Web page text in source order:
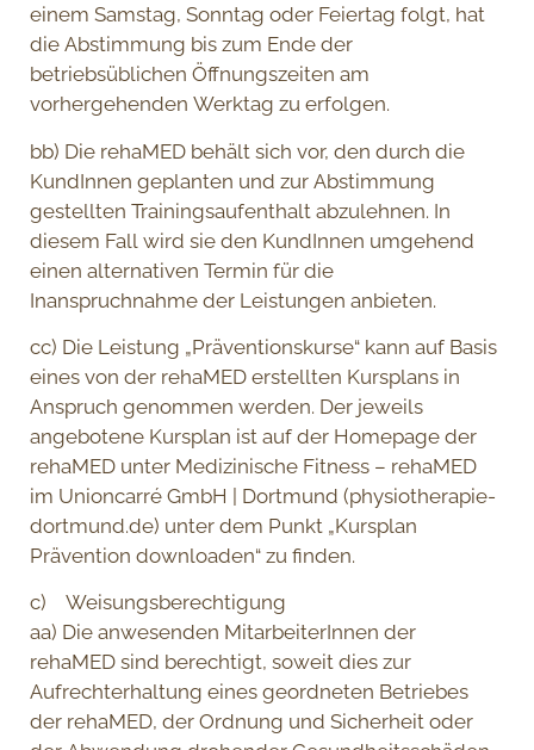
einem Samstag, Sonntag oder Feiertag folgt, hat
die Abstimmung bis zum Ende der
betriebsüblichen Öffnungszeiten am
vorhergehenden Werktag zu erfolgen.
bb) Die rehaMED behält sich vor, den durch die
KundInnen geplanten und zur Abstimmung
gestellten Trainingsaufenthalt abzulehnen. In
diesem Fall wird sie den KundInnen umgehend
einen alternativen Termin für die
Inanspruchnahme der Leistungen anbieten.
cc) Die Leistung „Präventionskurse“ kann auf Basis
eines von der rehaMED erstellten Kursplans in
Anspruch genommen werden. Der jeweils
angebotene Kursplan ist auf der Homepage der
rehaMED unter Medizinische Fitness – rehaMED
im Unioncarré GmbH | Dortmund (physiotherapie-
dortmund.de) unter dem Punkt „Kursplan
Prävention downloaden“ zu finden.
c) Weisungsberechtigung
aa) Die anwesenden MitarbeiterInnen der
rehaMED sind berechtigt, soweit dies zur
Aufrechterhaltung eines geordneten Betriebes
der rehaMED, der Ordnung und Sicherheit oder